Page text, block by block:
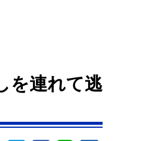
を連れて逃